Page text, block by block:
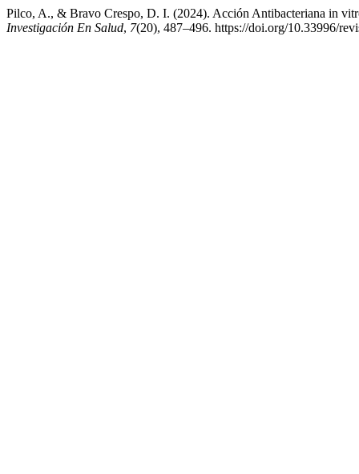
Pilco, A., & Bravo Crespo, D. I. (2024). Acción Antibacteriana in
Investigación En Salud, 7(20), 487–496. https://doi.org/10.33996/